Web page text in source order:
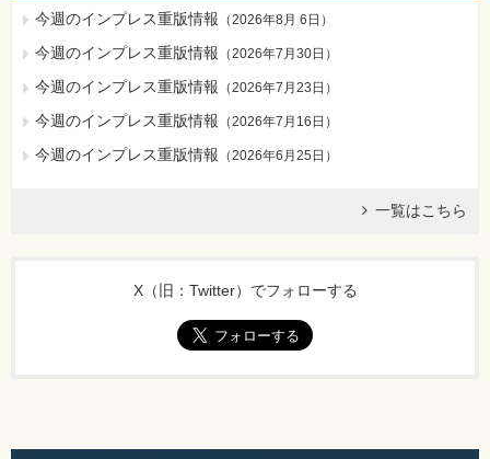
今週のインプレス重版情報 （2026年8月 6日 ）
今週のインプレス重版情報 （2026年7月30日 ）
今週のインプレス重版情報 （2026年7月23日 ）
今週のインプレス重版情報 （2026年7月16日 ）
今週のインプレス重版情報 （2026年6月25日 ）
一覧はこちら
X（旧：Twitter）でフォローする